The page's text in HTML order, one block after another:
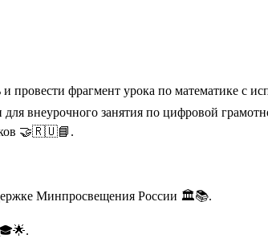
фрагмент урока по математике с
внеурочного занятия по цифровой
🤝🇷🇺📘.
Минпросвещения России 🏛️📚.